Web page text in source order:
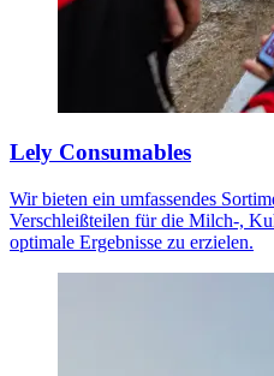
Lely Consumables
Wir bieten ein umfassendes
Verschleißteilen für die Milch-,
optimale Ergebnisse zu erzielen.